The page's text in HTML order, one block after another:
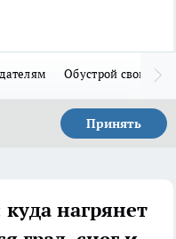
Обустрой свой дом
Принять
нагрянет